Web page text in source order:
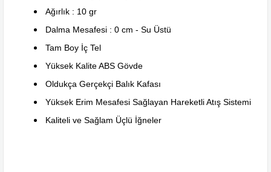
Ağırlık : 10 gr
Dalma Mesafesi : 0 cm - Su Üstü
Tam Boy İç Tel
Yüksek Kalite ABS Gövde
Oldukça Gerçekçi Balık Kafası
Yüksek Erim Mesafesi Sağlayan Hareketli Atış Sistemi
Kaliteli ve Sağlam Üçlü İğneler